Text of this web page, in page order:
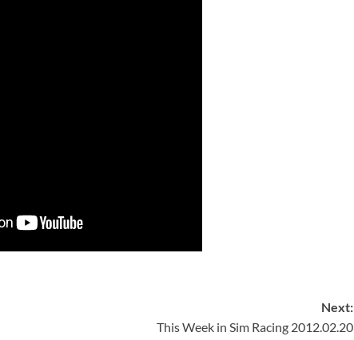
Next:
This Week in Sim Racing 2012.02.20